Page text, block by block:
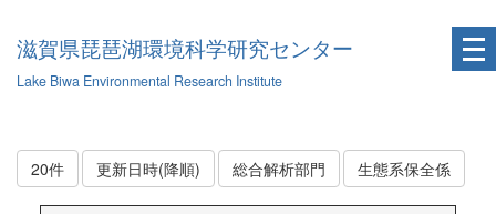
滋賀県琵琶湖環境科学研究センター
Lake Biwa Environmental Research Institute
20件 更新日時(降順) 総合解析部門 生態系保全係